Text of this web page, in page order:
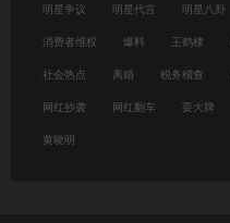
明星争议 明星代言 明星八卦
消费者维权 爆料 王鹤棣
社会热点 离婚 税务稽查
网红抄袭 网红翻车 耍大牌
黄晓明